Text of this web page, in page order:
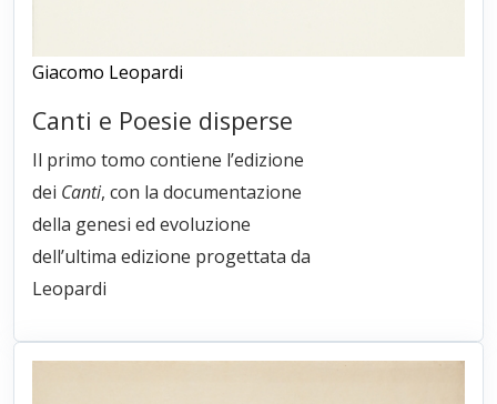
Giacomo Leopardi
Canti e Poesie disperse
Il primo tomo contiene l’edizione
dei Canti, con la documentazione
della genesi ed evoluzione
dell’ultima edizione progettata da
Leopardi